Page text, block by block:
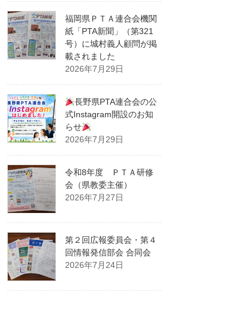
福岡県ＰＴＡ連合会機関
紙「PTA新聞」（第321
号）に城村義人顧問が掲
載されました
2026年7月29日
長野県PTA連合会の公
式Instagram開設のお知
らせ
2026年7月29日
令和8年度 ＰＴＡ研修
会（県教委主催）
2026年7月27日
第２回広報委員会・第４
回情報発信部会 合同会
2026年7月24日